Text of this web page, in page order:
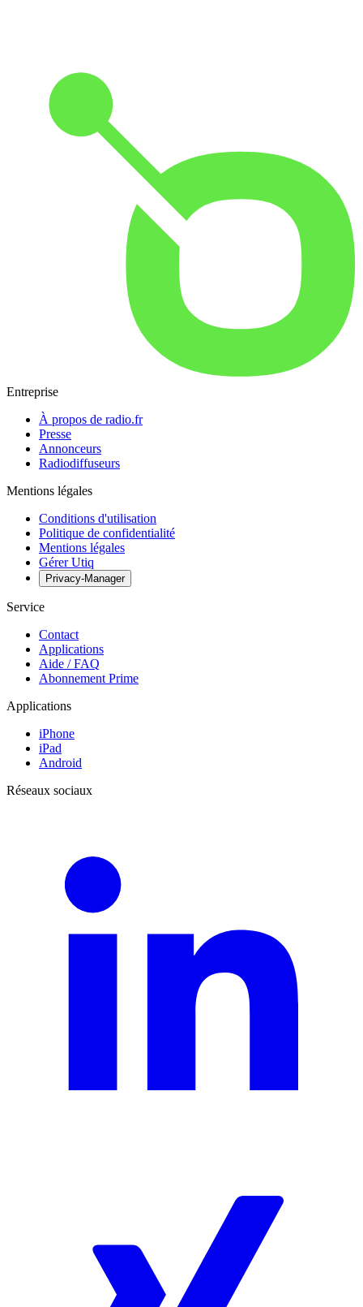
Entreprise
À propos de radio.fr
Presse
Annonceurs
Radiodiffuseurs
Mentions légales
Conditions d'utilisation
Politique de confidentialité
Mentions légales
Gérer Utiq
Privacy-Manager
Service
Contact
Applications
Aide / FAQ
Abonnement Prime
Applications
iPhone
iPad
Android
Réseaux sociaux